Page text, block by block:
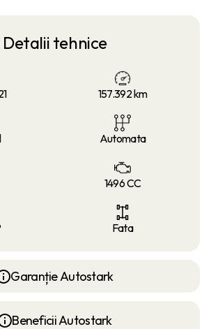
Detalii tehnice
157.392km
Automata
1496 CC
Fata
Garanție Autostark
Beneficii Autostark